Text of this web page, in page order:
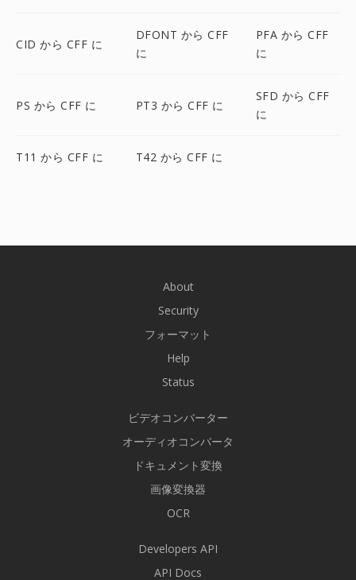
CID から CFF に
DFONT から CFF
に
PFA から CFF
に
PS から CFF に PT3 から CFF に
SFD から CFF
に
T11 から CFF に T42 から CFF に
About
Security
フォーマット
Help
Status
ビデオコンバーター
オーディオコンバータ
ドキュメント変換
画像変換器
OCR
Developers API
API Docs